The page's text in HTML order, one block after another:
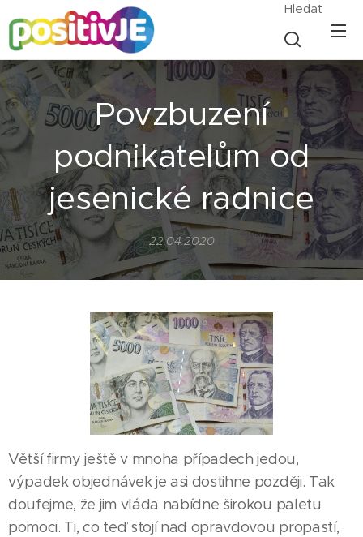
Hledat
Povzbuzení
podnikatelům od
jesenické radnice
22.04.2020
Větší firmy ještě v mnoha případech jedou,
výpadek objednávek je asi dostihne později. Tak
doufejme, že jim vláda nabídne širokou paletu
pomoci. Ti, co teď stojí nad opravdovou propastí,